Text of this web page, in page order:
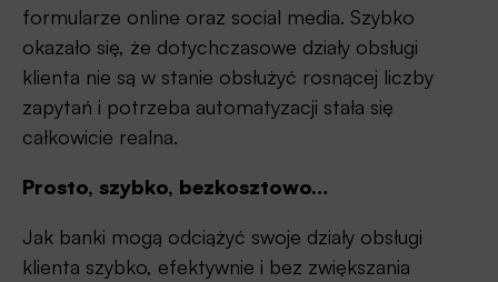
formularze online oraz social media. Szybko
okazało się, że dotychczasowe działy obsługi
klienta nie są w stanie obsłużyć rosnącej liczby
zapytań i potrzeba automatyzacji stała się
całkowicie realna.
Prosto, szybko, bezkosztowo…
Jak banki mogą odciążyć swoje działy obsługi
klienta szybko, efektywnie i bez zwiększania